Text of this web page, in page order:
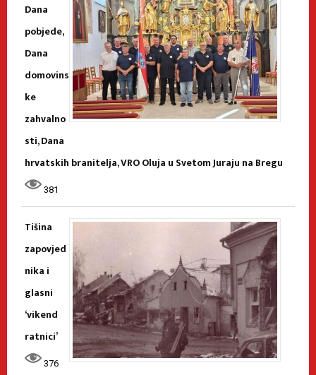
Dana
pobjede,
Dana
domovins
ke
zahvalno
sti, Dana
hrvatskih branitelja, VRO Oluja u Svetom Juraju na Bregu
381
Tišina
zapovjed
nika i
glasni
‘vikend
ratnici’
376